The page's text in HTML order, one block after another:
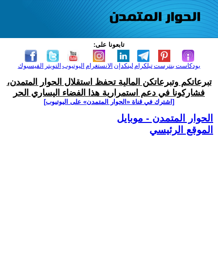
تابعونا على:
الفيسبوك التويتر اليوتيوب الانستغرام لينكدإن تيلكرامبنترست بودكاست
تبرعاتكم وتبرعاتكن المالية تحفظ استقلال الحوار المتمدن،
فشاركونا في دعم استمرارية هذا الفضاء اليساري الحر
[اشترك في قناة ‫«الحوار المتمدن» على اليوتيوب]
الحوار المتمدن - موبايل
الموقع الرئيسي